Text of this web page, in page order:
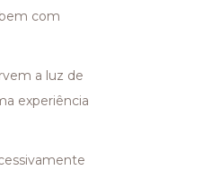
com
a luz de
experiência